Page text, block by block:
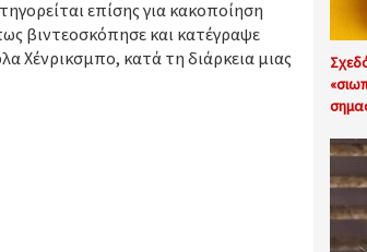
επίσης για κακοποίηση
βιντεοσκόπησε και κατέγραψε
Χένρικσμπο, κατά τη διάρκεια μιας